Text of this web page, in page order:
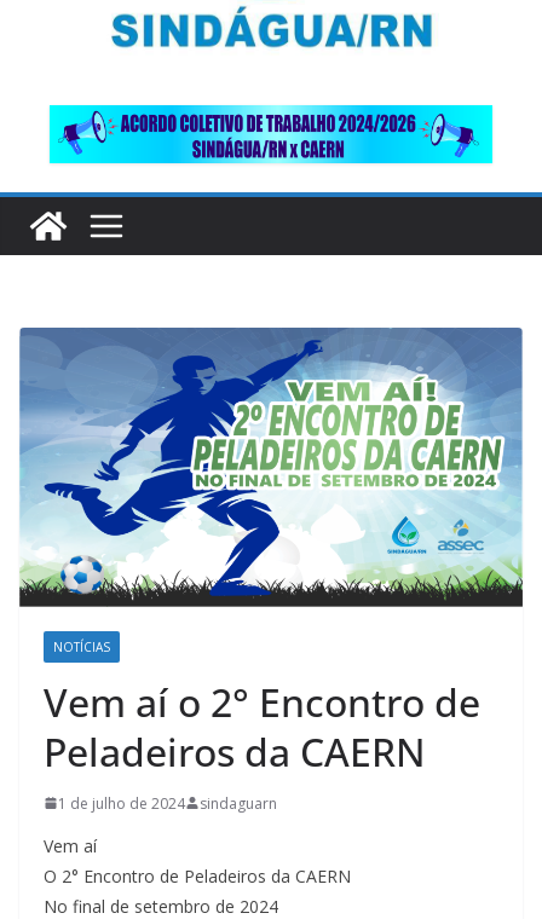
NOTÍCIAS
Vem aí o 2° Encontro de
Peladeiros da CAERN
1 de julho de 2024 sindaguarn
Vem aí
O 2° Encontro de Peladeiros da CAERN
No final de setembro de 2024